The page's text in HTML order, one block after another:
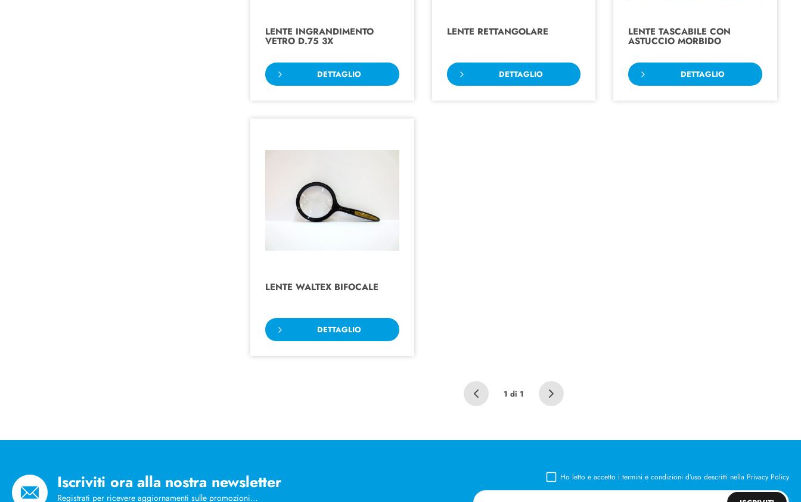
LENTE INGRANDIMENTO
VETRO D.75 3X
DETTAGLIO
LENTE RETTANGOLARE
DETTAGLIO
LENTE TASCABILE CON
ASTUCCIO MORBIDO
DETTAGLIO
LENTE WALTEX BIFOCALE
DETTAGLIO
1 di 1
Iscriviti ora alla nostra newsletter
Registrati per ricevere aggiornamenti sulle promozioni…
Ho letto e accetto i termini e condizioni d’uso descritti nella Privacy Policy